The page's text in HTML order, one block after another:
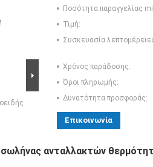
Ποσότητα παραγγελίας
Τιμή:
Συσκευασία
Χρόνος παράδοσης:
Όροι πληρωμής:
Δυνατότητα προσφοράς:
Επικοινωνία
ανταλλακτών